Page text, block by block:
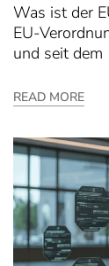
Was ist der
EU-
und seit
READ MORE